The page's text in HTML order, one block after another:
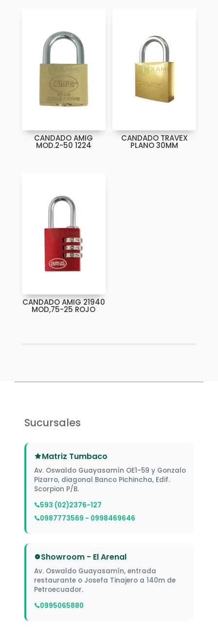
CANDADO AMIG
MOD.2-50 1224
CANDADO TRAVEX
PLANO 30MM
CANDADO AMIG 21940
MOD,75-25 ROJO
Sucursales
Matriz Tumbaco
Av. Oswaldo Guayasamín OE1-59 y Gonzalo
Pizarro, diagonal Banco Pichincha, Edif.
Scorpion P/B.
593 (02)2376-127
0987773569 - 0998469646
Showroom - El Arenal
Av. Oswaldo Guayasamín, entrada
restaurante o Josefa Tinajero a 140m de
Petroecuador.
0995065880